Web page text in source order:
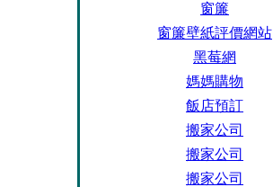
窗簾
窗簾壁紙評價網站
黑莓網
媽媽購物
飯店預訂
搬家公司
搬家公司
搬家公司